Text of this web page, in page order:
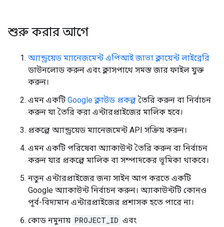
শুরু করার আগে
অ্যান্ড্রয়েড ম্যানেজমেন্ট এপিআই জাভা ক্লায়েন্ট লাইব্রেরি
ডাউনলোড করুন এবং ক্লাসপাথে সমস্ত জার ফাইল যুক্ত
করুন।
এমন একটি Google ক্লাউড প্রকল্প তৈরি করুন বা নির্বাচন
করুন যা তৈরি করা এন্টারপ্রাইজের মালিক হবে।
প্রকল্পে অ্যান্ড্রয়েড ম্যানেজমেন্ট API সক্রিয় করুন।
এমন একটি পরিষেবা অ্যাকাউন্ট তৈরি করুন বা নির্বাচন
করুন যার প্রকল্পে মালিক বা সম্পাদকের ভূমিকা থাকবে।
নতুন এন্টারপ্রাইজের জন্য সাইন আপ করতে একটি
Google অ্যাকাউন্ট নির্বাচন করুন। অ্যাকাউন্টটি কোনও
পূর্ব-বিদ্যমান এন্টারপ্রাইজের প্রশাসক হতে পারে না।
কোড নমুনায় PROJECT_ID এবং